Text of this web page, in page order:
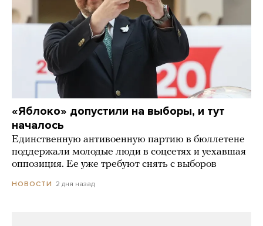
«Яблоко» допустили на выборы, и тут
началось
Единственную антивоенную партию в бюллетене
поддержали молодые люди в соцсетях и уехавшая
оппозиция. Ее уже требуют снять с выборов
НОВОСТИ 2 дня назад